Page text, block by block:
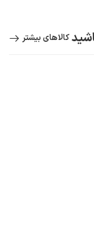
کالاهای بیشتر